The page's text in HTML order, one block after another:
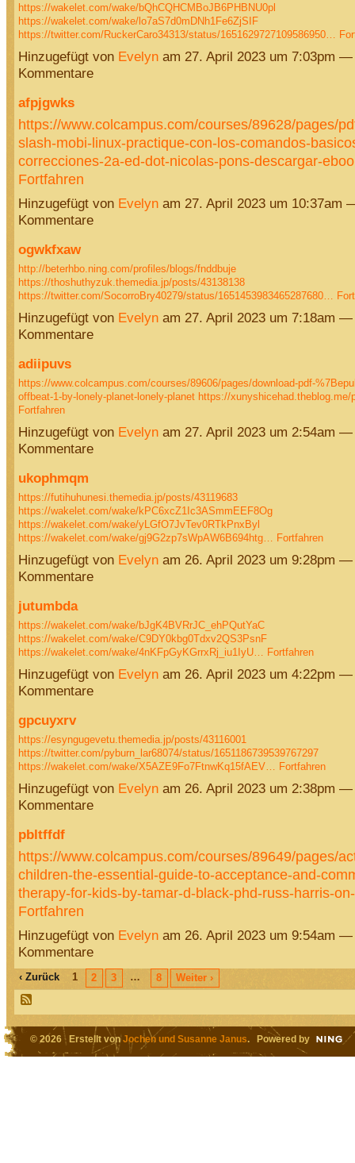
https://wakelet.com/wake/bQhCQHCMBoJB6PHBNU0pl
https://wakelet.com/wake/lo7aS7d0mDNh1Fe6ZjSIF
https://twitter.com/RuckerCaro34313/status/1651629727109586950…
Hinzugefügt von Evelynam 27. April 2023 um 7:03pm —
Kommentare
afpjgwks
https://www.colcampus.com/courses/89628/pages/
slash-mobi-linux-practique-con-los-comandos-
correcciones-2a-ed-dot-nicolas-pons-descargar-
Fortfahren
Hinzugefügt von Evelynam 27. April 2023 um 10:37am
Kommentare
ogwkfxaw
http://beterhbo.ning.com/profiles/blogs/fnddbuje
https://thoshuthyzuk.themedia.jp/posts/43138138
https://twitter.com/SocorroBry40279/status/1651453983465287680…
Hinzugefügt von Evelynam 27. April 2023 um 7:18am —
Kommentare
adiipuvs
https://www.colcampus.com/courses/89606/pages/download-pdf-
offbeat-1-by-lonely-planet-lonely-planet https://
Fortfahren
Hinzugefügt von Evelynam 27. April 2023 um 2:54am —
Kommentare
ukophmqm
https://futihuhunesi.themedia.jp/posts/43119683
https://wakelet.com/wake/kPC6xcZ1Ic3ASmmEEF8Og
https://wakelet.com/wake/yLGfO7JvTev0RTkPnxByl
https://wakelet.com/wake/gj9G2zp7sWpAW6B694htg…
Fortfahren
Hinzugefügt von Evelynam 26. April 2023 um 9:28pm —
Kommentare
jutumbda
https://wakelet.com/wake/bJgK4BVRrJC_ehPQutYaC
https://wakelet.com/wake/C9DY0kbg0Tdxv2QS3PsnF
https://wakelet.com/wake/4nKFpGyKGrrxRj_iu1IyU…
Fortfahren
Hinzugefügt von Evelynam 26. April 2023 um 4:22pm —
Kommentare
gpcuyxrv
https://esyngugevetu.themedia.jp/posts/43116001
https://twitter.com/pyburn_lar68074/status/1651186739539767297
https://wakelet.com/wake/X5AZE9Fo7FtnwKq15fAEV…
Fortfahren
Hinzugefügt von Evelynam 26. April 2023 um 2:38pm —
Kommentare
pbltffdf
https://www.colcampus.com/courses/89649/pages/
children-the-essential-guide-to-acceptance-and-
therapy-for-kids-by-tamar-d-black-phd-russ-harris-
Fortfahren
Hinzugefügt von Evelynam 26. April 2023 um 9:54am —
Kommentare
‹ Zurück 1 2 3 … 8 Weiter ›
© 2026 Erstellt vonJochen und Susanne Janus. Powered by